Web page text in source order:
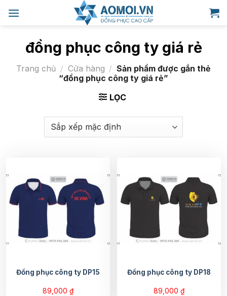
qua
đồng phục công ty giá rẻ
Trang chủ / Cửa hàng / Sản phẩm được gắn thẻ
“đồng phục công ty giá rẻ”
LỌC
Đồng phục công ty DP15
89,000 ₫
Đồng phục công ty DP18
89,000 ₫